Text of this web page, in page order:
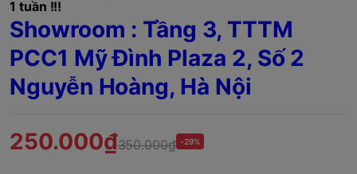
1 tuần !!!
Showroom : Tầng 3, TTTM
PCC1 Mỹ Đình Plaza 2, Số 2
Nguyễn Hoàng, Hà Nội
250.000₫350.000₫ -29%